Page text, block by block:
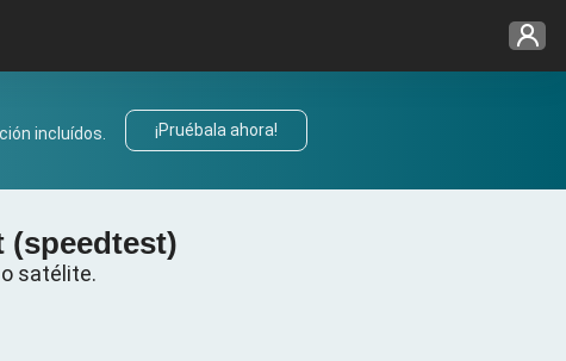
incluídos. ¡Pruébala ahora!
(speedtest)
satélite.